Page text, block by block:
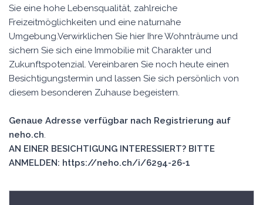
Sie eine hohe Lebensqualität, zahlreiche
Freizeitmöglichkeiten und eine naturnahe
Umgebung.Verwirklichen Sie hier Ihre Wohnträume und
sichern Sie sich eine Immobilie mit Charakter und
Zukunftspotenzial. Vereinbaren Sie noch heute einen
Besichtigungstermin und lassen Sie sich persönlich von
diesem besonderen Zuhause begeistern.
Genaue Adresse verfügbar nach Registrierung auf
neho.ch.
AN EINER BESICHTIGUNG INTERESSIERT? BITTE
ANMELDEN: https://neho.ch/i/6294-26-1